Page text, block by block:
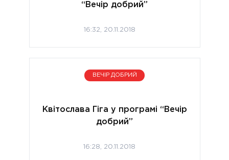
“Вечір добрий”
16:32, 20.11.2018
ВЕЧІР ДОБРИЙ
Квітослава Гіга у програмі “Вечір
добрий”
16:28, 20.11.2018